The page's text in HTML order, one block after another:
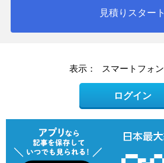
見積りスタート
表示： スマートフォン
ログイン